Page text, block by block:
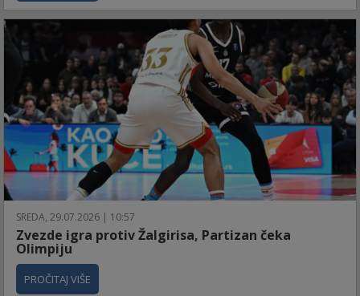
SREDA, 29.07.2026 | 10:57
Zvezde igra protiv Žalgirisa, Partizan čeka
Olimpiju
PROČITAJ VIŠE